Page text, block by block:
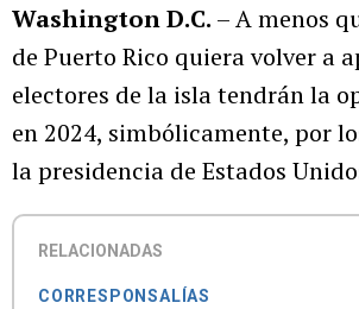
Washington D.C. – A menos
de Puerto Rico quiera volver a
electores de la isla tendrán la
en 2024, simbólicamente, por
la presidencia de Estados
RELACIONADAS
CORRESPONSALÍAS